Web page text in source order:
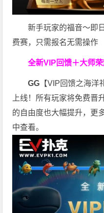
新手玩家的福音～即
费赛，只需报名无需操作
全新VIP回馈＋大师
GG 【VIP回馈之海
上线！所有玩家将免费晋
的自由度也大幅提升，更
中查看。